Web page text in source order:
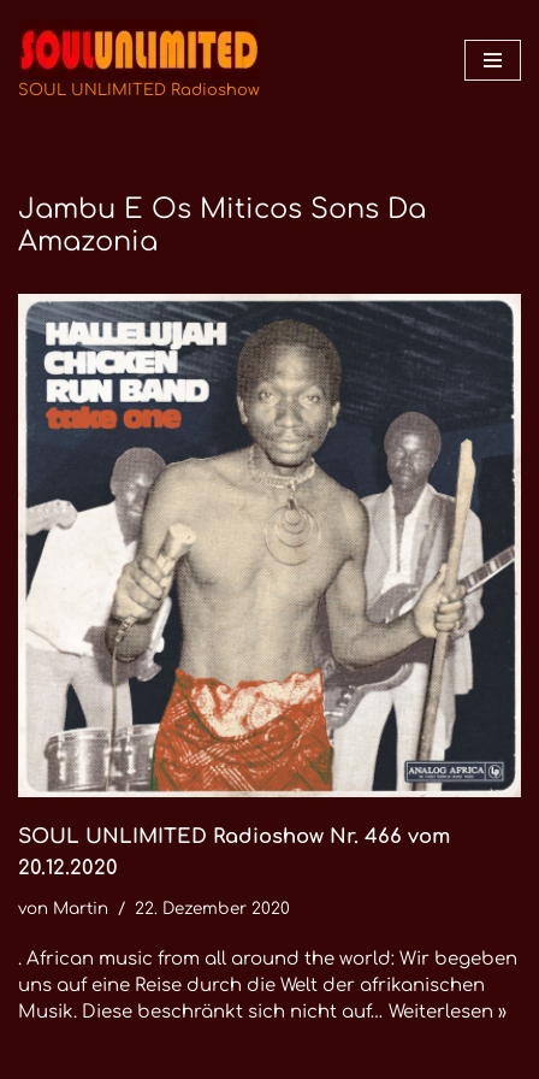
Zum
Inhalt
SOUL UNLIMITED Radioshow
Jambu E Os Miticos Sons Da
Amazonia
SOUL UNLIMITED Radioshow Nr. 466 vom
20.12.2020
von Martin 22. Dezember 2020
. African music from all around the world: Wir begeben
uns auf eine Reise durch die Welt der afrikanischen
Musik. Diese beschränkt sich nicht auf… Weiterlesen »